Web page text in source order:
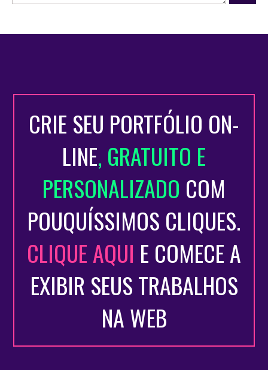
CRIE SEU PORTFÓLIO ON-
LINE, GRATUITO E
PERSONALIZADO COM
POUQUÍSSIMOS CLIQUES.
CLIQUE AQUI E COMECE A
EXIBIR SEUS TRABALHOS
NA WEB